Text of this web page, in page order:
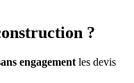
?
engagement les devis